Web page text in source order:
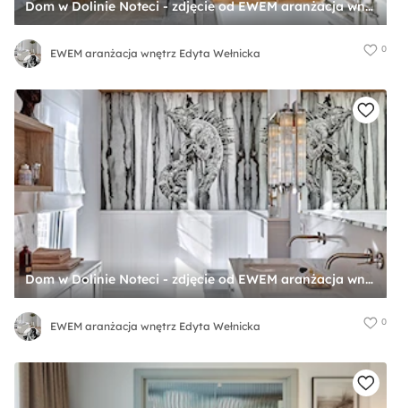
Dom w Dolinie Noteci - zdjęcie od EWEM aranżacja wnętrz Edyta Wełnicka
EWEM aranżacja wnętrz Edyta Wełnicka 0
Dom w Dolinie Noteci - zdjęcie od EWEM aranżacja wnętrz Edyta Wełnicka
EWEM aranżacja wnętrz Edyta Wełnicka 0